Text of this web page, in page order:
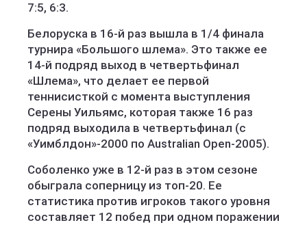
7:5, 6:3.
Белоруска в 16-й раз вышла в 1/4 финала
турнира «Большого шлема». Это также ее
14-й подряд выход в четвертьфинал
«Шлема», что делает ее первой
теннисисткой с момента выступления
Серены Уильямс, которая также 16 раз
подряд выходила в четвертьфинал (с
«Уимблдон»-2000 по Australian Open-2005).
Соболенко уже в 12-й раз в этом сезоне
обыграла соперницу из топ-20. Ее
статистика против игроков такого уровня
составляет 12 побед при одном поражении